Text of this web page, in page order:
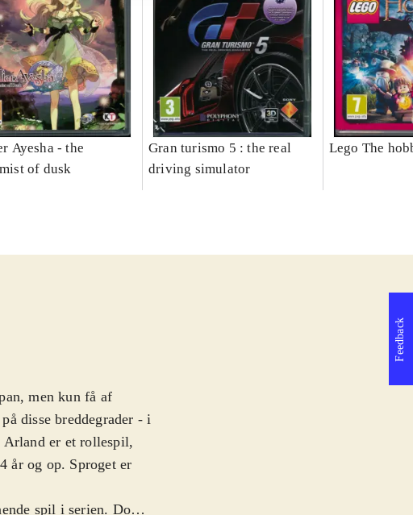
Ayesha - the
of dusk
Gran turismo 5 : the real
driving simulator
Lego The
men kun få af
disse breddegrader - i
er et rollespil,
år og op. Sproget er
spil i serien. Dog
Feedback